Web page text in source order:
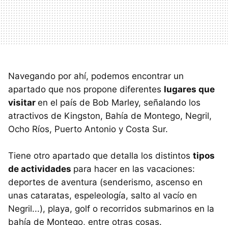
Navegando por ahí, podemos encontrar un
apartado que nos propone diferentes lugares que
visitar en el país de Bob Marley, señalando los
atractivos de Kingston, Bahía de Montego, Negril,
Ocho Ríos, Puerto Antonio y Costa Sur.
Tiene otro apartado que detalla los distintos tipos
de actividades para hacer en las vacaciones:
deportes de aventura (senderismo, ascenso en
unas cataratas, espeleología, salto al vacío en
Negril...), playa, golf o recorridos submarinos en la
bahía de Montego, entre otras cosas.